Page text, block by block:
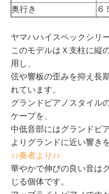
奥行き
６
ヤマハハイスペックシリ
このモデルはＸ支柱に
用し、
弦や響板の歪みを抑え長
れています。
グランドピアノスタイル
ケープを、
中低音部にはグランドピ
よりグランドに近い響き
♪♪奏者より♪♪
華やかで伸びの良い音は
じる個体です。